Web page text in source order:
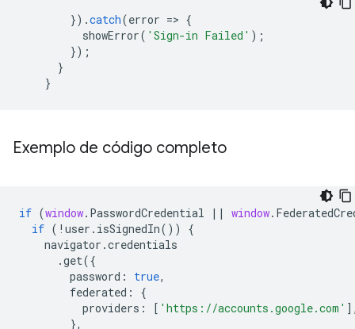
}).catch(error => {
showError( 'Sign-in Failed' );
});
}
}
Exemplo de código completo
if (window. PasswordCredential || window.
if ( ! user . isSignedIn())
{
navigator .credentials
.get({
password : true,
federated :
{
providers : [ 'https://accounts.google.com'
},